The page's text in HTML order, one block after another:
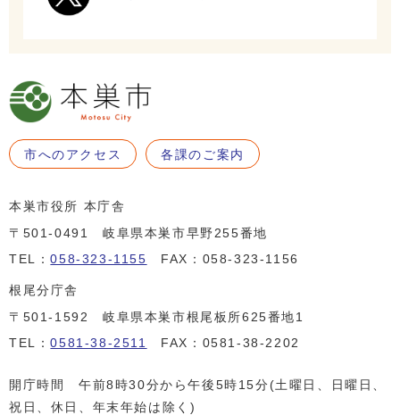
市へのアクセス 各課のご案内
本巣市役所 本庁舎
〒501-0491 岐阜県本巣市早野255番地
TEL：058-323-1155 FAX：058-323-1156
根尾分庁舎
〒501-1592 岐阜県本巣市根尾板所625番地1
TEL：0581-38-2511 FAX：0581-38-2202
開庁時間 午前8時30分から午後5時15分(土曜日、日曜日、
祝日、休日、年末年始は除く)